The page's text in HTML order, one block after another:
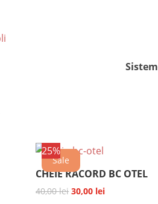
25%
Sale
CHEIE RACORD BC OTEL
40,00leiPrețul
30,00 leiPrețul